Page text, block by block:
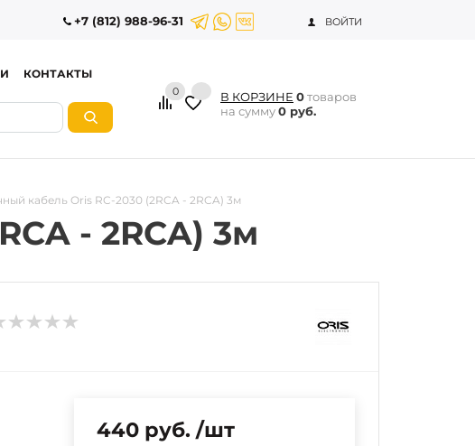
+7 (812) 988-96-31 ВОЙТИ
КОНТАКТЫ
0 В КОРЗИНЕ 0товаров
на сумму0 руб.
кабель Oris RC-2030 (2RCA - 2RCA) 3м
- 2RCA) 3м
440 руб. /шт